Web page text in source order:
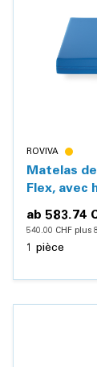
ROVIVA
Matelas de
Flex, avec
ab 583.74
540.00 CHF plus
1 pièce